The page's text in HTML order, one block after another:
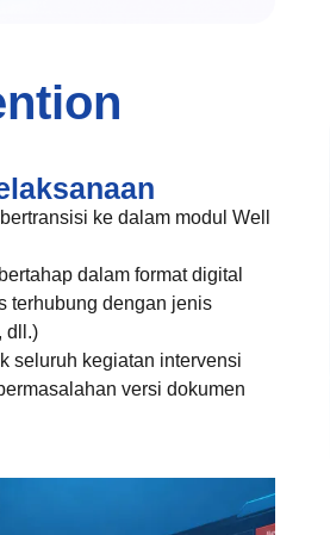
ke dalam modul Well
dalam format digital
terhubung dengan jenis
dll.)
seluruh kegiatan intervensi
versi dokumen